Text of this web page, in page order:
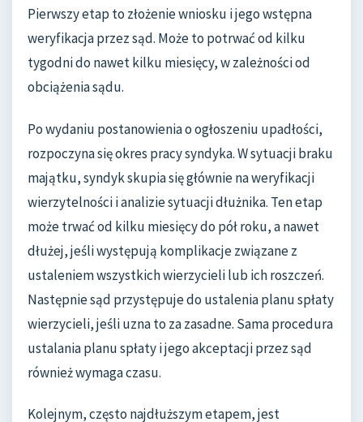
Pierwszy etap to złożenie wniosku i jego wstępna
weryfikacja przez sąd. Może to potrwać od kilku
tygodni do nawet kilku miesięcy, w zależności od
obciążenia sądu.
Po wydaniu postanowienia o ogłoszeniu upadłości,
rozpoczyna się okres pracy syndyka. W sytuacji braku
majątku, syndyk skupia się głównie na weryfikacji
wierzytelności i analizie sytuacji dłużnika. Ten etap
może trwać od kilku miesięcy do pół roku, a nawet
dłużej, jeśli występują komplikacje związane z
ustaleniem wszystkich wierzycieli lub ich roszczeń.
Następnie sąd przystępuje do ustalenia planu spłaty
wierzycieli, jeśli uzna to za zasadne. Sama procedura
ustalania planu spłaty i jego akceptacji przez sąd
również wymaga czasu.
Kolejnym, często najdłuższym etapem, jest